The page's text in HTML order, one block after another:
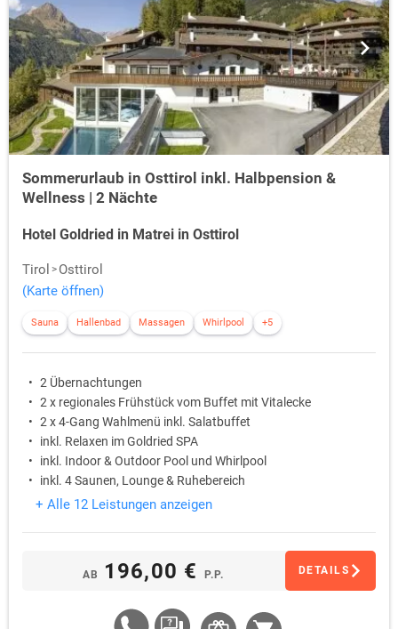
Sommerurlaub in Osttirol inkl. Halbpension &
Wellness | 2 Nächte
Hotel Goldried in Matrei in Osttirol
Tirol
Osttirol
(Karte öffnen)
Sauna Hallenbad Massagen Whirlpool +5
2 Übernachtungen
2 x regionales Frühstück vom Buffet mit Vitalecke
2 x 4-Gang Wahlmenü inkl. Salatbuffet
inkl. Relaxen im Goldried SPA
inkl. Indoor & Outdoor Pool und Whirlpool
inkl. 4 Saunen, Lounge & Ruhebereich
+ Alle 12 Leistungen anzeigen
AB 196,00 € P.P. DETAILS